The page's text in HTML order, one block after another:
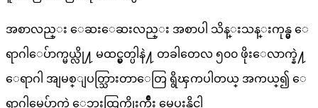
အစာလည္း ေဆးေဆးလည္း အစာပါ သိန္းသန္းကုန္မွ ေ
ရာဂါေပ်ာက္မယ္လို႔ မထင္မွတ္ပါနဲ႔ တခါတေလ ၅၀၀ ဖိုးေလာက္နဲ႔
ေရာဂါ အျမစ္ျပတ္သြားတာေတြ ရွိၾကပါတယ္ အကယ္၍ ေ
ရာဂါမေပ်ာက္လဲ ေဘးထြက္ဆိုးက်ိဳး မေပးနိုင္ပါ